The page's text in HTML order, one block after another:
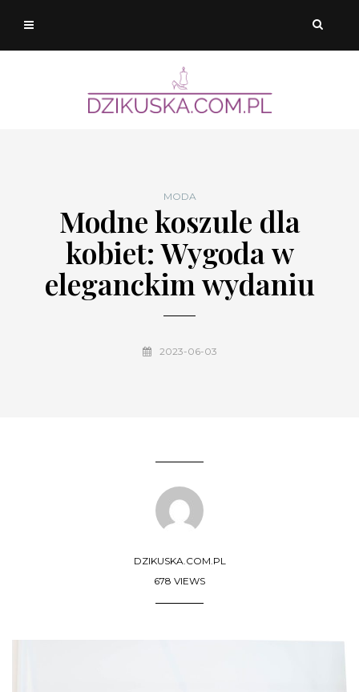
MODA
Modne koszule dla
kobiet: Wygoda w
eleganckim wydaniu
2023-06-03
DZIKUSKA.COM.PL
678 VIEWS